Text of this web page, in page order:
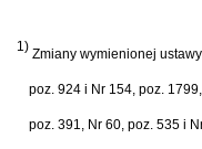
1) Zmiany wymienionej ustawy
poz. 924 i Nr 154, poz.
poz. 391, Nr 60, poz. 535 i